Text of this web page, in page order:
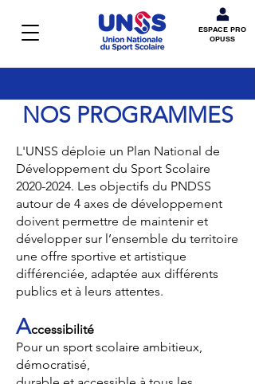
ESPACE PRO
OPUSS
NOS PROGRAMMES
L'UNSS déploie un Plan National de
Développement du Sport Scolaire
2020-2024. Les objectifs du PNDSS
autour de 4 axes de développement
doivent permettre de maintenir et
développer sur l’ensemble du territoire
une offre sportive et artistique
différenciée, adaptée aux différents
publics et à leurs attentes.
Accessibilité
Pour un sport scolaire ambitieux,
démocratisé,